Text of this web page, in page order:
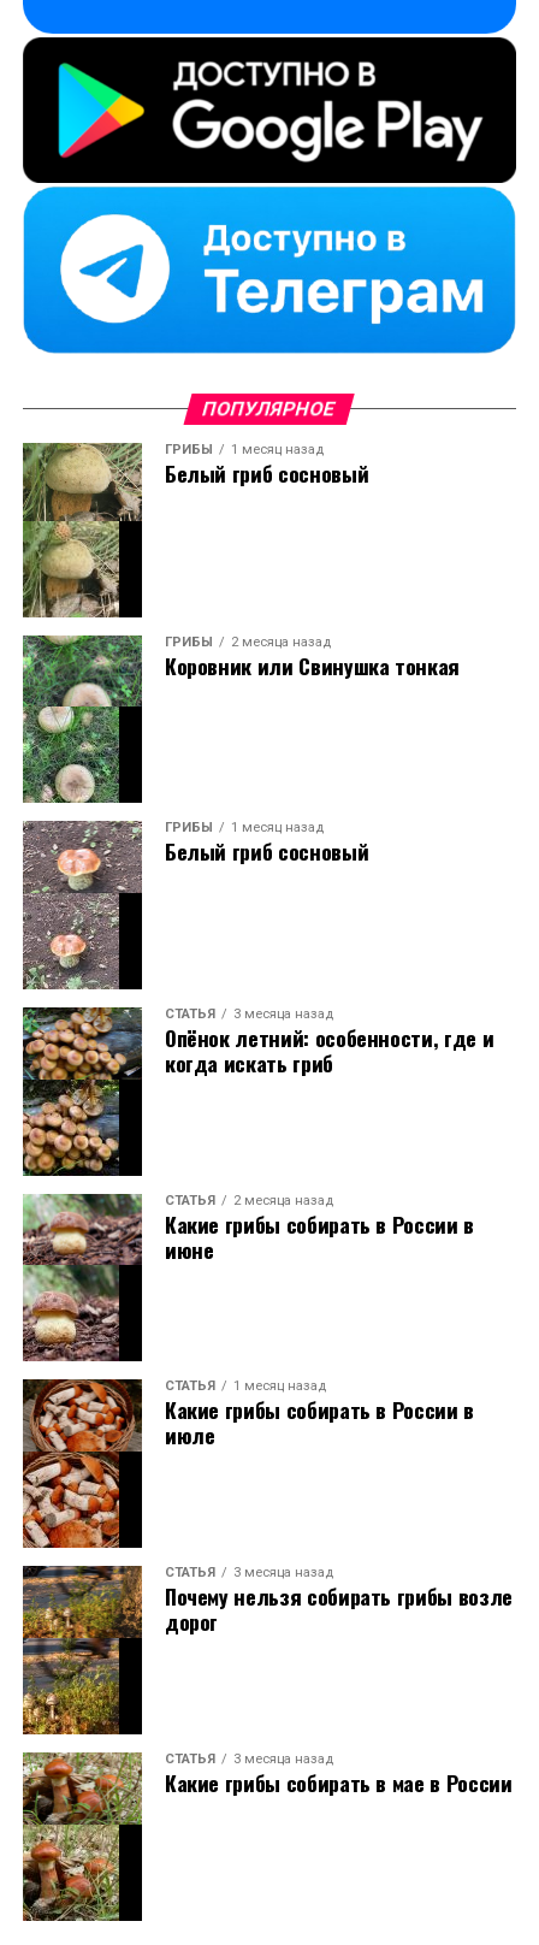
ПОПУЛЯРНОЕ
ГРИБЫ 1 месяц назад
Белый гриб сосновый
ГРИБЫ 2 месяца назад
Коровник или Свинушка тонкая
ГРИБЫ 1 месяц назад
Белый гриб сосновый
СТАТЬЯ 3 месяца назад
Опёнок летний: особенности, где и
когда искать гриб
СТАТЬЯ 2 месяца назад
Какие грибы собирать в России в
июне
СТАТЬЯ 1 месяц назад
Какие грибы собирать в России в
июле
СТАТЬЯ 3 месяца назад
Почему нельзя собирать грибы возле
дорог
СТАТЬЯ 3 месяца назад
Какие грибы собирать в мае в России